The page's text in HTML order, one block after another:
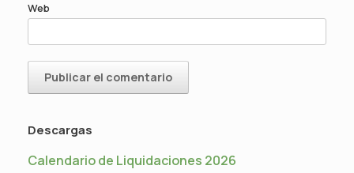
Web
Descargas
Calendario de Liquidaciones 2026